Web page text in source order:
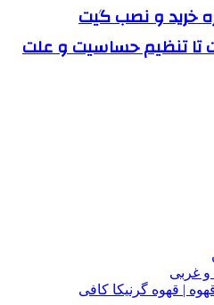
خرید و نصب گیت
تا تنظیم حساسیت و علت
و غربی
| قهوه گرنیکا کافی